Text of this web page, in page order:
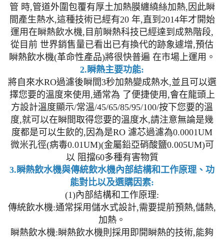
管 時,管道外圍包覆有厚土加熱膜纏繞絲加熱,因此瞬
間產生熱水,這種技術已經有20 年,直到2014年才開始
運用在瞬熱飲水機,目前瞬熱科技已經達到成熟階段,
從目前 世界銷售量已看出已有換代的跡象遽增,預估
瞬熱飲水機(革命性產品)將很快普遍 在市場上運用。
2.瞬熱主要功能:
將自來水RO過濾後瞬間3秒加熱變成熱水,並且可以選
擇您要的溫度來使用,通常為 了便捷使用,會在龍頭上
方設計溫度顯示/常溫/45/65/85/95/100/按下您要的溫
度,就可以在瞬間取得您要的溫度水,請注意無論是幾
度都是可以生飲的,因為是RO 濾芯過濾為0.0001UM
微米孔徑(病毒0.01UM)(金屬鉛亞硝酸鹽0.005UM)可
以 阻擋60多種有害物質
3.瞬熱飲水機與傳統飲水機內部結構和工作原理、功
能對比以及選購因素:
(1)內部結構和工作原理:
傳統飲水機:通常採用儲水式設計,需要提前預熱,儲熱,
加熱。
瞬熱飲水機:瞬熱飲水機則採用即開瞬熱的技術,能夠